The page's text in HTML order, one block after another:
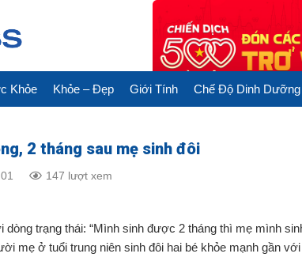
Khỏe Khỏe – Đẹp Giới Tính Chế Độ Dinh Dưỡng
2 tháng sau mẹ sinh đôi
147 lượt xem
dòng trạng thái: “Mình sinh được 2 tháng thì mẹ mình
mẹ ở tuổi trung niên sinh đôi hai bé khỏe mạnh gần